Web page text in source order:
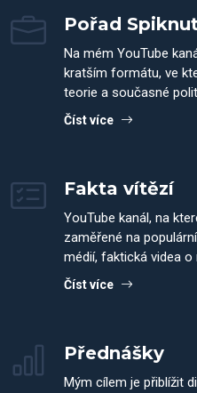
Pořad
Na mém YouTube
kratším formátu, ve
teorie a současné
Číst více
Fakta vítězí
YouTube kanál, na
zaměřené na
médií, faktická videa o
Číst více
Přednášky
Mým cílem je přiblížit